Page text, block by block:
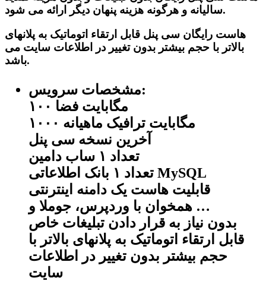
سالیانهو هرگونه هزینه پنهان دیگر ارائه می شود.
هاست رایگان سی پنل قابل ارتقاء اتوماتیک به پلانهای
بالاتر با حجم بیشتر بدون تغییر در اطلاعات سایت می
باشد.
مشخصات سرویس:
۱۰۰ مگابایت فضا
۱۰۰۰ مگابایت ترافیک ماهیانه
آخرین نسخه سی پنل
تعداد ۱ ساب دامین
تعداد ۱ بانک اطلاعاتی MySQL
قابلیت هاست یک دامنه اینترنتی
همخوان با وردپرس، جوملا و …
بدون نیاز به قرار دادن تبلیغات خاص
قابل ارتقاء اتوماتیک به پلانهای بالاتر با
حجم بیشتر بدون تغییر در اطلاعات
سایت